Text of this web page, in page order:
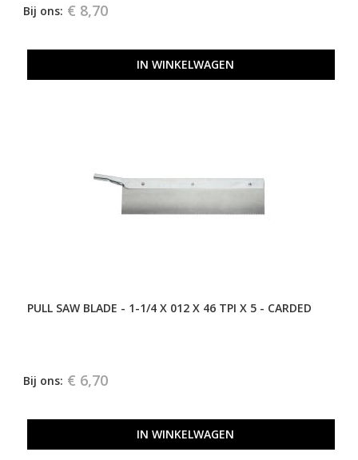
Bij ons: € 8,70
IN WINKELWAGEN
PULL SAW BLADE - 1-1/4 X 012 X 46 TPI X 5 - CARDED
Bij ons: € 6,70
IN WINKELWAGEN